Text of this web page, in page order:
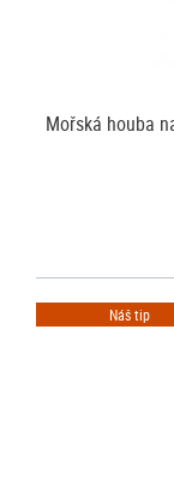
Mořská houba
Náš tip